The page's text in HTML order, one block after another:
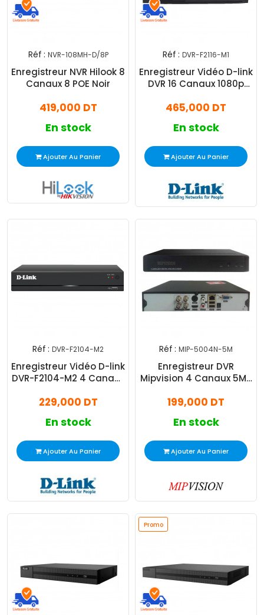
Réf : NVR-108MH-D/8P
Enregistreur NVR Hilook 8
Canaux 8 POE Noir
419,000 DT
En stock
Ajouter Au Panier
Réf : DVR-F2116-M1
Enregistreur Vidéo D-link
DVR 16 Canaux 1080p
465,000 DT
En stock
Ajouter Au Panier
Réf : DVR-F2104-M2
Enregistreur Vidéo D-link
DVR-F2104-M2 4 Canaux
229,000 DT
En stock
Ajouter Au Panier
Réf : MIP-5004N-5M
Enregistreur DVR
Mipvision 4 Canaux 5Mp
199,000 DT
En stock
Ajouter Au Panier
Promo